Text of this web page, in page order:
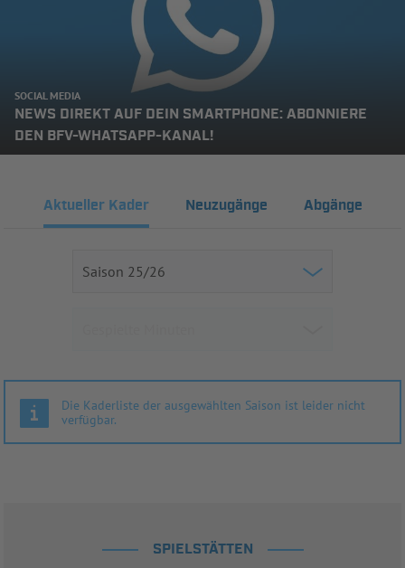
SOCIAL MEDIA
NEWS DIREKT AUF DEIN SMARTPHONE: ABONNIERE
DEN BFV-WHATSAPP-KANAL!
Aktueller Kader Neuzugänge Abgänge
Die Kaderliste der ausgewählten Saison ist leider nicht
verfügbar.
SPIELSTÄTTEN